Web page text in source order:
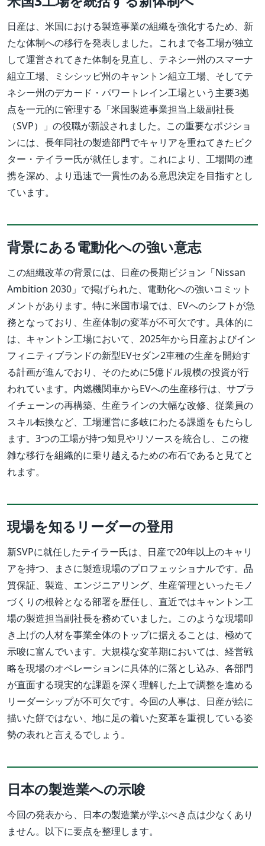
日産は、米国における製造事業の組織を強化するため、新
たな体制への移行を発表しました。これまで各工場が独立
して運営されてきた体制を見直し、テネシー州のスマーナ
組立工場、ミシシッピ州のキャントン組立工場、そしてテ
ネシー州のデカード・パワートレイン工場という主要3拠
点を一元的に管理する「米国製造事業担当上級副社長
（SVP）」の役職が新設されました。この重要なポジショ
ンには、長年同社の製造部門でキャリアを重ねてきたビク
ター・テイラー氏が就任します。これにより、工場間の連
携を深め、より迅速で一貫性のある意思決定を目指すとし
ています。
背景にある電動化への強い意志
この組織改革の背景には、日産の長期ビジョン「Nissan
Ambition 2030」で掲げられた、電動化への強いコミット
メントがあります。特に米国市場では、EVへのシフトが急
務となっており、生産体制の変革が不可欠です。具体的に
は、キャントン工場において、2025年から日産およびイン
フィニティブランドの新型EVセダン2車種の生産を開始す
る計画が進んでおり、そのために5億ドル規模の投資が行
われています。内燃機関車からEVへの生産移行は、サプラ
イチェーンの再構築、生産ラインの大幅な改修、従業員の
スキル転換など、工場運営に多岐にわたる課題をもたらし
ます。3つの工場が持つ知見やリソースを統合し、この複
雑な移行を組織的に乗り越えるための布石であると見てと
れます。
現場を知るリーダーの登用
新SVPに就任したテイラー氏は、日産で20年以上のキャリ
アを持つ、まさに製造現場のプロフェッショナルです。品
質保証、製造、エンジニアリング、生産管理といったモノ
づくりの根幹となる部署を歴任し、直近ではキャントン工
場の製造担当副社長を務めていました。このような現場叩
き上げの人材を事業全体のトップに据えることは、極めて
示唆に富んでいます。大規模な変革期においては、経営戦
略を現場のオペレーションに具体的に落とし込み、各部門
が直面する現実的な課題を深く理解した上で調整を進める
リーダーシップが不可欠です。今回の人事は、日産が絵に
描いた餅ではない、地に足の着いた変革を重視している姿
勢の表れと言えるでしょう。
日本の製造業への示唆
今回の発表から、日本の製造業が学ぶべき点は少なくあり
ません。以下に要点を整理します。